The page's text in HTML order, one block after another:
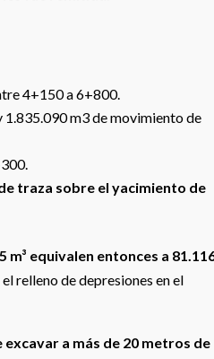
4+150 a 6+800.
m3 de movimiento de
traza sobre el yacimiento de
m³ equivalen entonces a
relleno de depresiones en el
excavar a más de 20 metros de